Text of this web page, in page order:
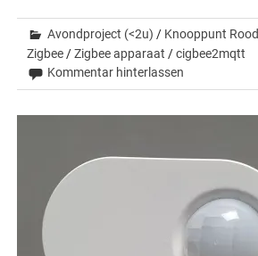
Avondproject (<2u) / Knooppunt Rood
Zigbee /Zigbee apparaat /cigbee2mqtt
Kommentar hinterlassen